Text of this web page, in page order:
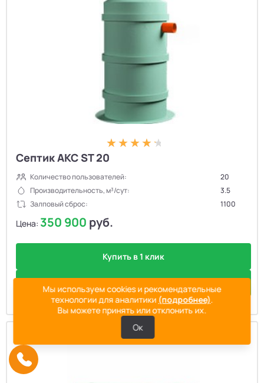
Септик АКС ST 20
Количество пользователей:
20
Производительность, м³/сут:
3.5
Залповый сброс:
1100
Цена: 350 900 руб.
Купить в 1 клик
Мы используем cookies и рекомендательные
технологии для аналитики (подробнее).
Вы можете принять или отклонить их.
Ок